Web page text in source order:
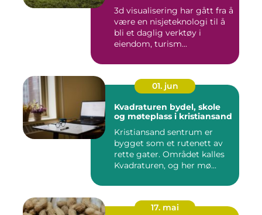
3d visualisering har gått fra å
være en nisjeteknologi til å
bli et daglig verktøy i
eiendom, turism...
01. jun
Kvadraturen bydel, skole
og møteplass i kristiansand
Kristiansand sentrum er
bygget som et rutenett av
rette gater. Området kalles
Kvadraturen, og her mø...
17. mai